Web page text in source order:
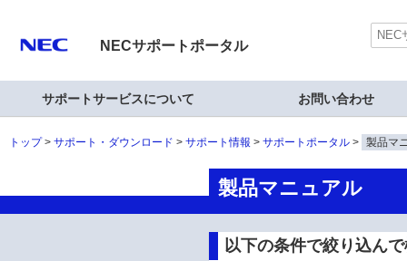
NECサポートポータル
サポートサービスについて お問い合わせ
トップ サポート・ダウンロード サポート情報 サポートポータル 製品マ
製品マニュアル
以下の条件で絞り込ん